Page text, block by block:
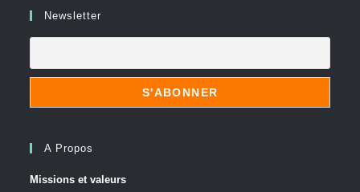
Newsletter
A Propos
Missions et valeurs